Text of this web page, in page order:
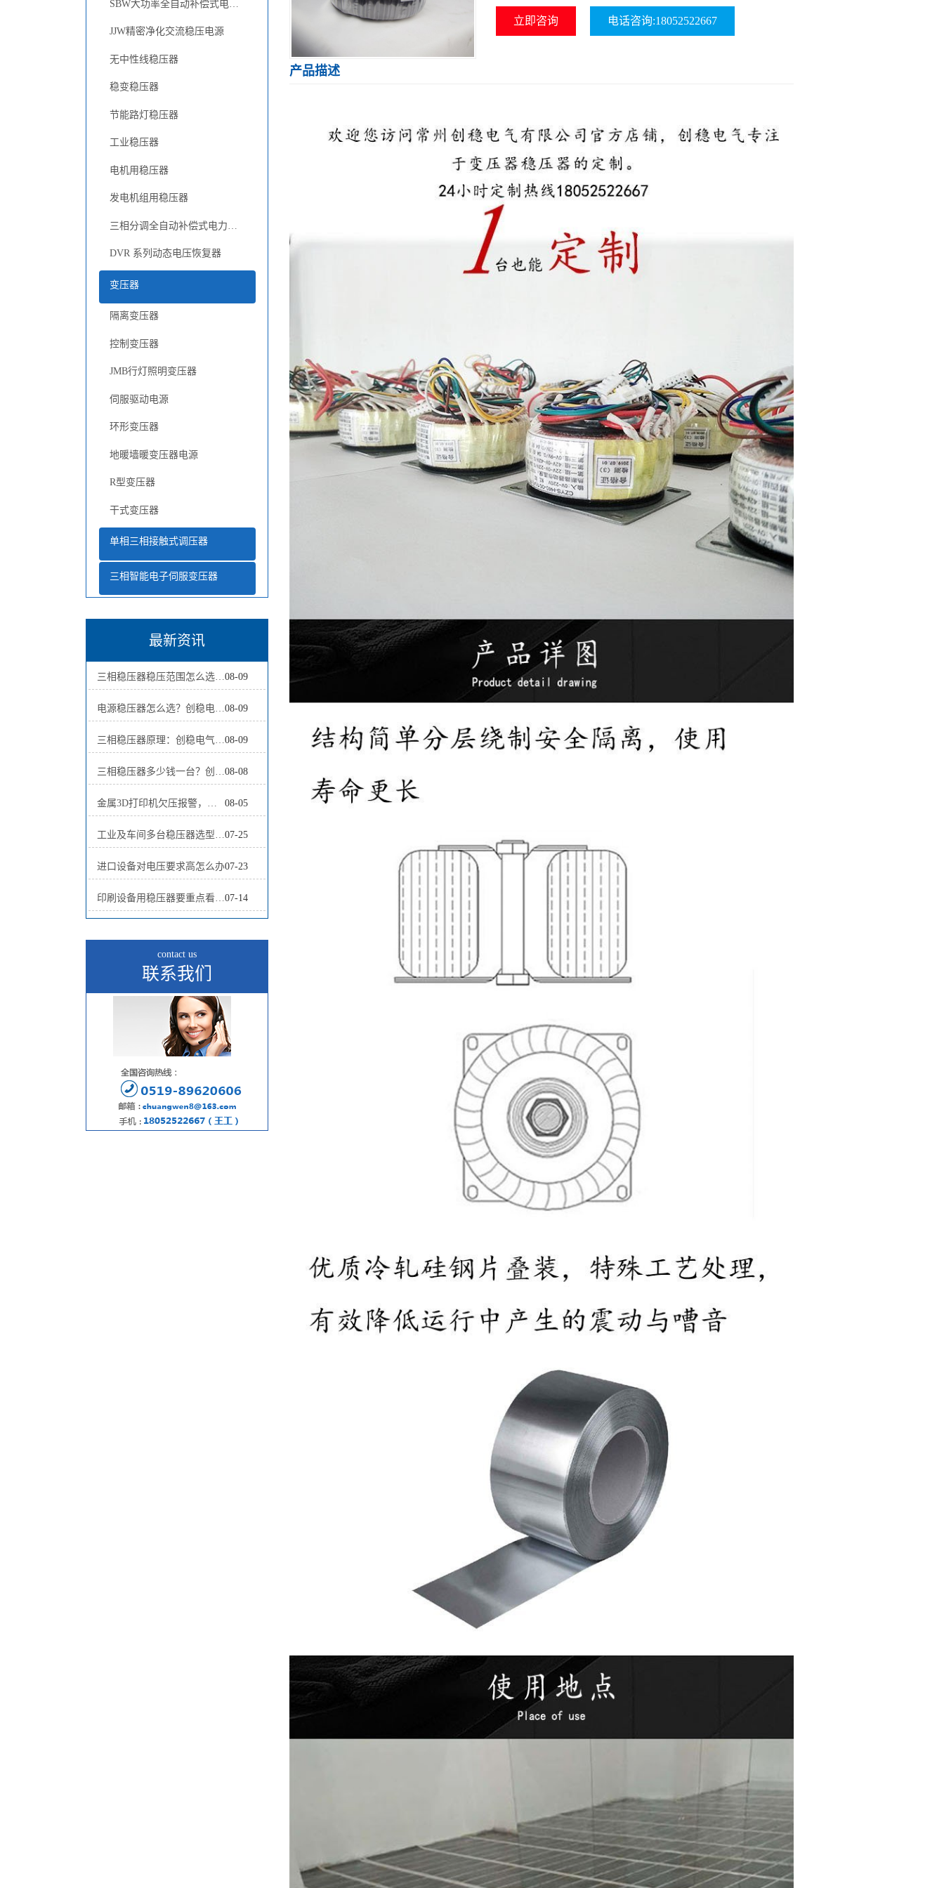
SBW大功率全自动补偿式电力稳压器
JJW精密净化交流稳压电源
无中性线稳压器
稳变稳压器
节能路灯稳压器
工业稳压器
电机用稳压器
发电机组用稳压器
DVR 系列动态电压恢复器
变压器
隔离变压器
控制变压器
JMB行灯照明变压器
伺服驱动电源
环形变压器
地暖墙暖变压器电源
R型变压器
干式变压器
单相三相接触式调压器
三相智能电子伺服变压器
最新资讯
三相稳压器稳压范围怎么选？创稳电气用24小时电压记录确定±15%或±20%08-09
电源稳压器怎么选？创稳电气用两级决策树分清品类、故障与容量08-09
三相稳压器原理：创稳电气讲清统调、分调与事件持续时间08-09
三相稳压器多少钱一台？创稳电气拆解30/60/100kVA预算与配置差异08-08
08-05
工业及车间多台稳压器选型方案全面解析07-25
进口设备对电压要求高怎么办07-23
印刷设备用稳压器要重点看什么07-14
contact us
联系我们
立即咨询 电话咨询:18052522667
产品描述